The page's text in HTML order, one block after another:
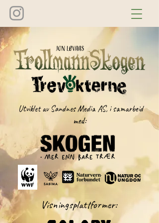
Utviklet av Sandnes Media AS, i samarbeid
med:
Visningsplattformer: